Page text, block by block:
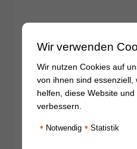
Wir verwenden
Wir nutzen Cookies auf
von ihnen sind
helfen, diese Website
verbessern.
• Notwendig • Statistik